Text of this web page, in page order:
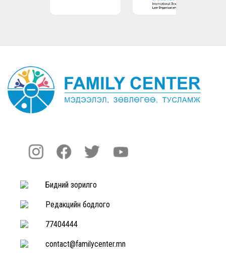
Бидний зорилго
Редакцийн бодлого
77404444
contact@familycenter.mn